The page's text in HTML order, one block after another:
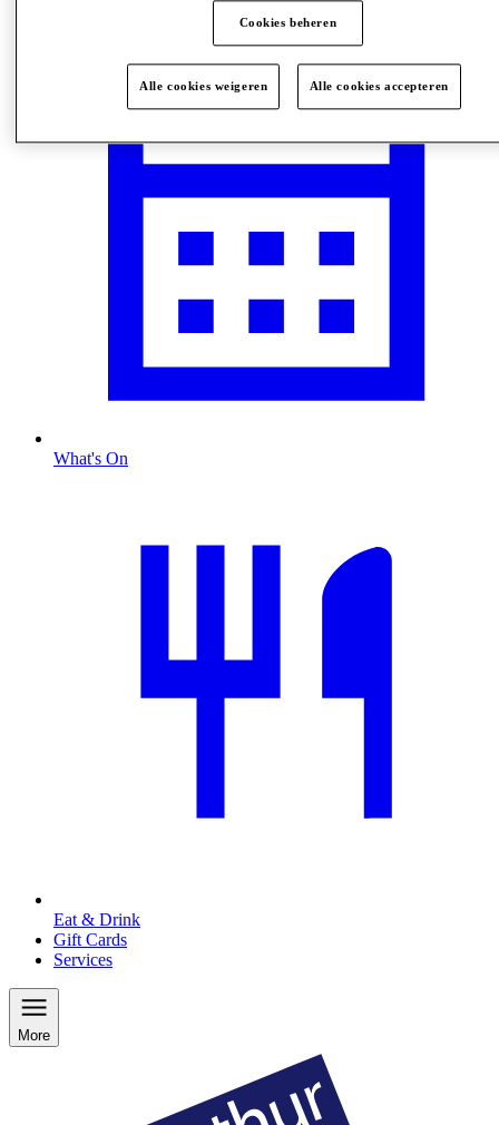
What's On
Eat & Drink
Gift Cards
Services
More
Cookies beheren
Alle cookies weigeren Alle cookies accepteren